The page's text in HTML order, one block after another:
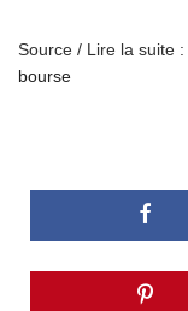
Source / Lire la suite :
bourse